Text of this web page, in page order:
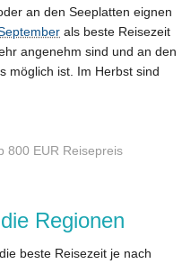
an den Seeplatten eignen
als beste Reisezeit
angenehm sind und an den
möglich ist. Im Herbst sind
800 EUR Reisepreis
Regionen
beste Reisezeit je nach